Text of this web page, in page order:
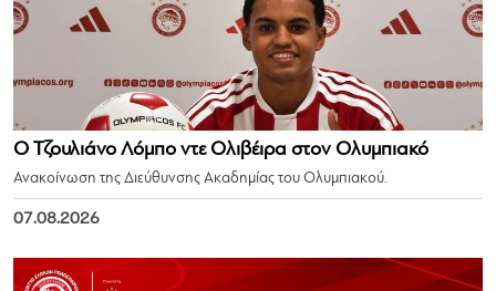
Ο Τζουλιάνο Λόμπο ντε Ολιβέιρα στον Ολυμπιακό
Ανακοίνωση της Διεύθυνσης Ακαδημίας του Ολυμπιακού.
07.08.2026